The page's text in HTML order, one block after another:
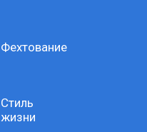
Фехтование
Стиль
жизни